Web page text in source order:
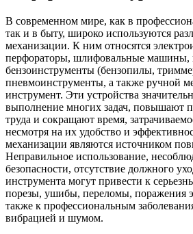
В современном мире, как в
так и в быту, широко используются
механизации. К ним относятся
перфораторы, шлифовальные машины,
бензоинструменты (бензопилы,
пневмоинструменты, а также ручной
инструмент. Эти устройства
выполнение многих задач, повышают
труда и сокращают время,
несмотря на их удобство и
механизации являются источником
Неправильное использование,
безопасности, отсутствие должного
инструмента могут привести к
порезы, ушибы, переломы, поражения
также к профессиональным
вибрацией и шумом.